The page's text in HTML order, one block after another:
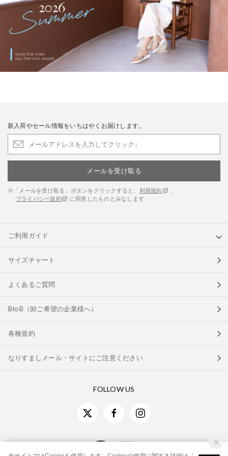
新入荷やセール情報をいちはやくお届けします。
メールを受け取る
※「メールを受け取る」ボタンをクリックすると、 利用規約
プライバシー規約
に同意したものとみなします
ご利用ガイド
サイズチャート
よくあるご質問
BtoB（卸ご希望の企業様へ）
各種規約
なりすましメール・サイトにご注意ください
FOLLOW US